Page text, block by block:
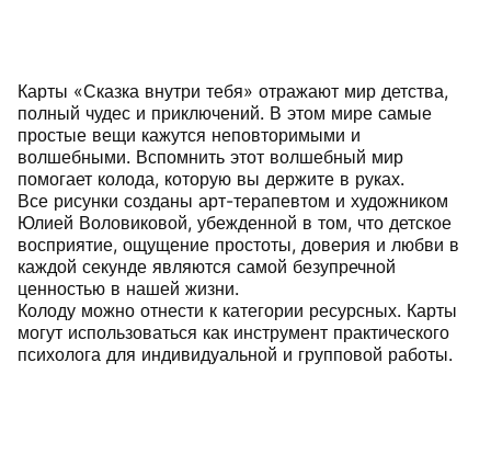
Карты «Сказка внутри тебя» отражают мир детства,
полный чудес и приключений. В этом мире самые
простые вещи кажутся неповторимыми и
волшебными. Вспомнить этот волшебный мир
помогает колода, которую вы держите в руках.
Все рисунки созданы арт-терапевтом и художником
Юлией Воловиковой, убежденной в том, что детское
восприятие, ощущение простоты, доверия и любви в
каждой секунде являются самой безупречной
ценностью в нашей жизни.
Колоду можно отнести к категории ресурсных. Карты
могут использоваться как инструмент практического
психолога для индивидуальной и групповой работы.